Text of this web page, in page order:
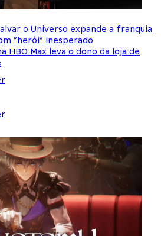
o Universo expande a franquia
“herói” inesperado
HBO Max leva o dono da loja de